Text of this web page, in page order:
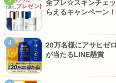
全プレ☆スキンチェ
らえるキャンペーン！
20万名様にアサヒゼ
が当たるLINE懸賞